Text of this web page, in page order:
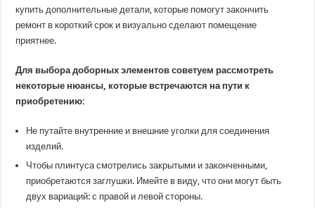
купить дополнительные детали, которые помогут закончить
ремонт в короткий срок и визуально сделают помещение
приятнее.
Для выбора доборных элементов советуем рассмотреть
некоторые нюансы, которые встречаются на пути к
приобретению:
Не путайте внутренние и внешние уголки для соединения
изделий.
Чтобы плинтуса смотрелись закрытыми и законченными,
приобретаются заглушки. Имейте в виду, что они могут быть
двух вариаций: с правой и левой стороны.